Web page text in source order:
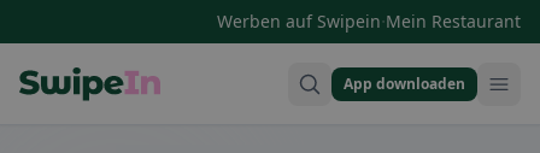
Werben auf Swipein·Mein Restaurant
App downloaden